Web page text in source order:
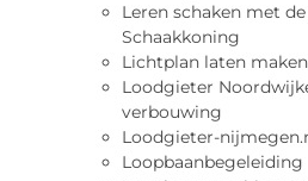
Leren schaken met
Schaakkoning
Lichtplan laten maken
Loodgieter
verbouwing
Loodgieter-
Loopbaanbegeleiding